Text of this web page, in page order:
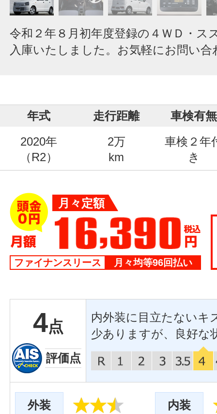
令和２年８月初年度登録の４ＷＤ・ス
入庫いたしました。お気軽にお問い
年式 走行距離
車検有無
2020年
（R2）
2万
km
車検２年
き
月々定額
ファイナンスリース 月々均等96回払い
4点
評価点
内外装に目立たないキ
少ありますが、良好な
外装 内装